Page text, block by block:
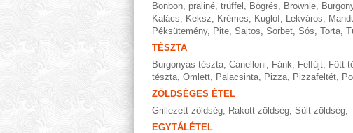
Bonbon, praliné, trüffel , Bögrés, Brownie,
Kalács, Keksz, Krémes, Kuglóf, Lekváros,
Péksütemény, Pite, Sajtos, Sorbet, Sós, Torta,
TÉSZTA
Burgonyás tészta, Canelloni, Fánk, Felfújt, Főtt
tészta, Omlett, Palacsinta, Pizza, Pizzafeltét,
ZÖLDSÉGES ÉTEL
Grillezett zöldség, Rakott zöldség, Sült zöldség,
EGYTÁLÉTEL